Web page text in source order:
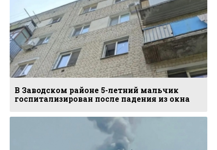
В Заводском районе 5-летний мальчик
госпитализирован после падения из окна